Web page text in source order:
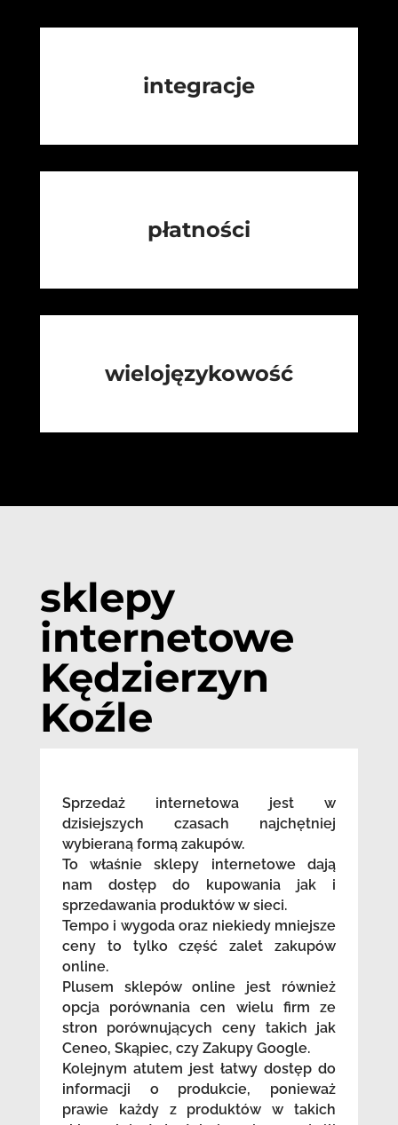
integracje
płatności
wielojęzykowość
sklepy
internetowe
Kędzierzyn
Koźle
Sprzedaż internetowa jest w
dzisiejszych czasach najchętniej
wybieraną formą zakupów.
To właśnie sklepy internetowe dają
nam dostęp do kupowania jak i
sprzedawania produktów w sieci.
Tempo i wygoda oraz niekiedy mniejsze
ceny to tylko część zalet zakupów
online.
Plusem sklepów online jest również
opcja porównania cen wielu firm ze
stron porównujących ceny takich jak
Ceneo, Skąpiec, czy Zakupy Google.
Kolejnym atutem jest łatwy dostęp do
informacji o produkcie, ponieważ
prawie każdy z produktów w takich